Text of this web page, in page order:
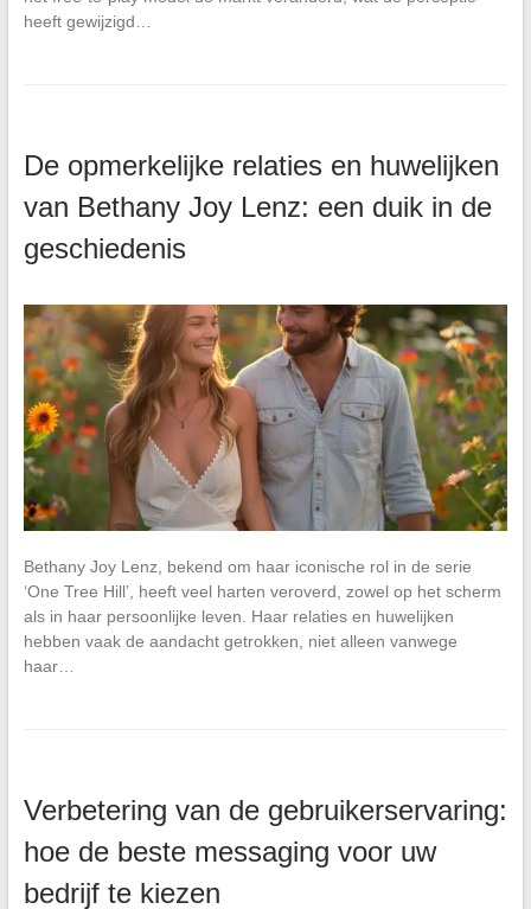
heeft gewijzigd…
De opmerkelijke relaties en huwelijken
van Bethany Joy Lenz: een duik in de
geschiedenis
Bethany Joy Lenz, bekend om haar iconische rol in de serie
‘One Tree Hill’, heeft veel harten veroverd, zowel op het scherm
als in haar persoonlijke leven. Haar relaties en huwelijken
hebben vaak de aandacht getrokken, niet alleen vanwege
haar…
Verbetering van de gebruikerservaring:
hoe de beste messaging voor uw
bedrijf te kiezen